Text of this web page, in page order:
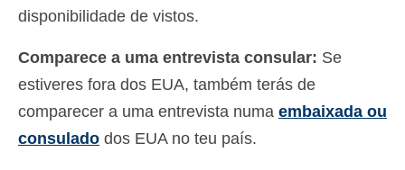
disponibilidade de vistos.
Comparece a uma entrevista consular: Se
estiveres fora dos EUA, também terás de
comparecer a uma entrevista numa embaixada ou
consulado dos EUA no teu país.